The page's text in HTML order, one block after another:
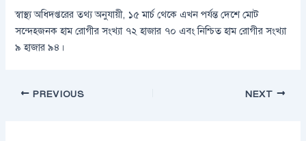
স্বাস্থ্য অধিদপ্তরের তথ্য অনুযায়ী, ১৫ মার্চ থেকে এখন পর্যন্ত দেশে মোট
সন্দেহজনক হাম রোগীর সংখ্যা ৭২ হাজার ৭০ এবং নিশ্চিত হাম রোগীর সংখ্যা
৯ হাজার ৯৪।
PREVIOUS NEXT